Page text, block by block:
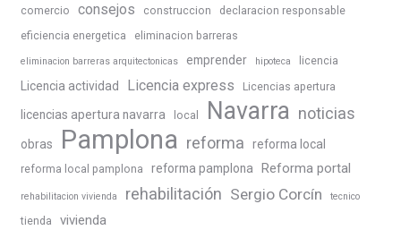
comercio consejos construccion
declaracion responsable
eficiencia energetica
eliminacion barreras
eliminacion barreras arquitectonicas emprender hipoteca licencia
Licencia actividad Licencia express Licencias apertura
licencias apertura navarra local Navarra noticias
obras Pamplona reforma reforma local
reforma local pamplona reforma pamplona Reforma portal
rehabilitacion vivienda rehabilitación Sergio Corcín tecnico
tienda vivienda